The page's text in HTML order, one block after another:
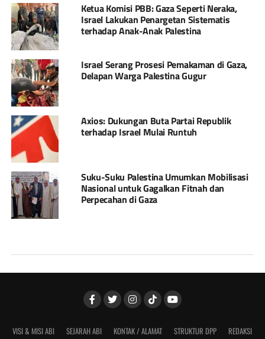
Ketua Komisi PBB: Gaza Seperti Neraka,
Israel Lakukan Penargetan Sistematis
terhadap Anak-Anak Palestina
Israel Serang Prosesi Pemakaman di Gaza,
Delapan Warga Palestina Gugur
Axios: Dukungan Buta Partai Republik
terhadap Israel Mulai Runtuh
Suku-Suku Palestina Umumkan Mobilisasi
Nasional untuk Gagalkan Fitnah dan
Perpecahan di Gaza
VISI & MISI ABI SEJARAH ABI KONTAK / ALAMAT STRUKTUR DPP REDAKSI